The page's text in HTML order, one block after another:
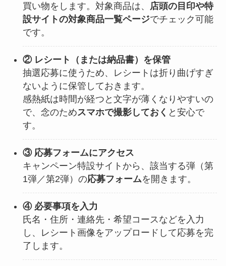
買い物をします。対象商品は、 店頭の目印や特
設サイトの対象商品一覧ページでチェック可能
です。
② レシート（または納品書）を保管
抽選応募に使うため、レシートは折り曲げすぎ
ないように保管しておきます。
感熱紙は時間が経つと文字が薄くなりやすいの
で、念のためスマホで撮影しておく と安心で
す。
③ 応募フォームにアクセス
キャンペーン特設サイトから、該当する弾（第
1弾／第2弾）の応募フォームを開きます。
④ 必要事項を入力
氏名・住所・連絡先・希望コースなどを入力
し、レシート画像をアップロードして応募を完
了します。